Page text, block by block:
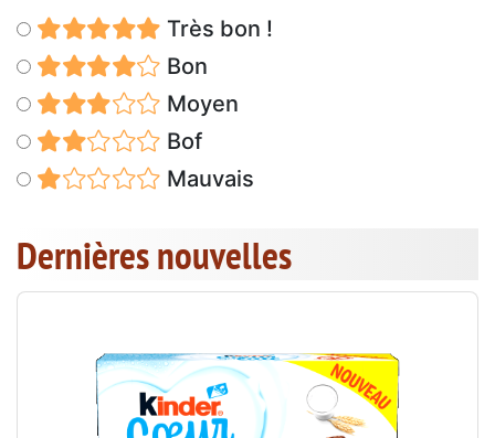
Très bon !
Bon
Moyen
Bof
Mauvais
Dernières nouvelles